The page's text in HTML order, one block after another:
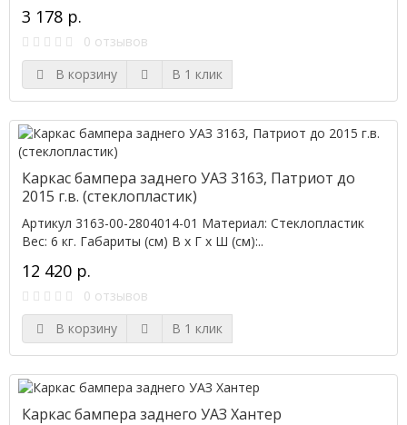
3 178 р.
0 отзывов
В корзину
В 1 клик
Каркас бампера заднего УАЗ 3163, Патриот до
2015 г.в. (стеклопластик)
Артикул 3163-00-2804014-01 Материал: Стеклопластик
Вес: 6 кг. Габариты (см) В х Г х Ш (см):..
12 420 р.
0 отзывов
В корзину
В 1 клик
Каркас бампера заднего УАЗ Хантер